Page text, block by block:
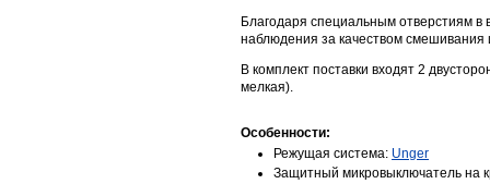
Благодаря специальным отверстиям в
наблюдения за качеством смешивания
В комплект поставки входят 2
мелкая).
Особенности:
Режущая система: Unger
Защитный микровыключатель на